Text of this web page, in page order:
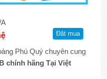
Phú Quý chuyên cung
chính hãng Tại Việt